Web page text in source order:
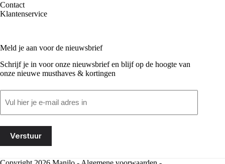
Contact
Klantenservice
Meld je aan voor de nieuwsbrief
Schrijf je in voor onze nieuwsbrief en blijf op de hoogte van
onze nieuwe musthaves & kortingen
(Vereist)